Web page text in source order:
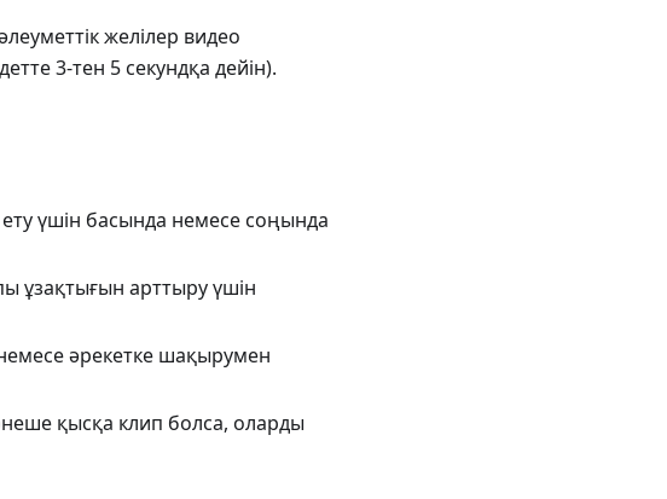
желілер видео
3-тен 5 секундқа дейін).
үшін басында немесе соңында
ұзақтығын арттыру үшін
әрекетке шақырумен
қысқа клип болса, оларды